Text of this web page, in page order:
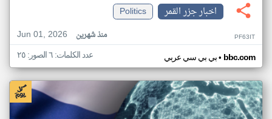
اخبار جزر القمر
Politics
Jun 01, 2026
منذ شهرين PF63IT
بي بي سي عربي• bbc.com عدد الكلمات: ٦ الصور: ٢٥